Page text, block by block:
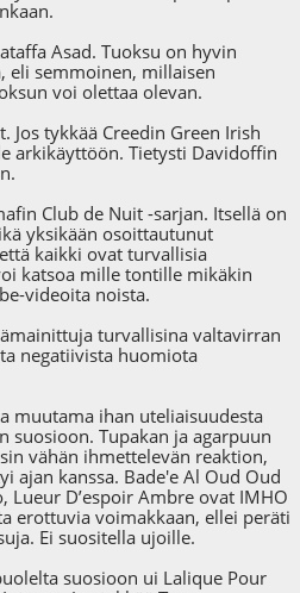
Asad. Tuoksu on hyvin
eli semmoinen, millaisen
voi olettaa olevan.
Jos tykkää Creedin Green Irish
arkikäyttöön. Tietysti Davidoffin
Club de Nuit -sarjan. Itsellä on
yksikään osoittautunut
kaikki ovat turvallisia
katsoa mille tontille mikäkin
videoita noista.
turvallisina valtavirran
negatiivista huomiota
muutama ihan uteliaisuudesta
suosioon. Tupakan ja agarpuun
vähän ihmettelevän reaktion,
ajan kanssa. Bade'e Al Oud Oud
Lueur D’espoir Ambre ovat IMHO
erottuvia voimakkaan, ellei peräti
Ei suositella ujoille.
suosioon ui Lalique Pour